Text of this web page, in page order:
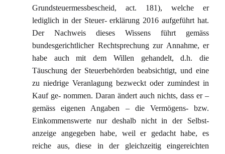
Grundsteuermessbescheid, act. 181), welche er
lediglich in der Steuer- erklärung 2016 aufgeführt hat.
Der Nachweis dieses Wissens führt gemäss
bundesgerichtlicher Rechtsprechung zur Annahme, er
habe auch mit dem Willen gehandelt, d.h. die
Täuschung der Steuerbehörden beabsichtigt, und eine
zu niedrige Veranlagung bezweckt oder zumindest in
Kauf ge- nommen. Daran ändert auch nichts, dass er –
gemäss eigenen Angaben – die Vermögens- bzw.
Einkommenswerte nur deshalb nicht in der Selbst-
anzeige angegeben habe, weil er gedacht habe, es
reiche aus, diese in der gleichzeitig eingereichten